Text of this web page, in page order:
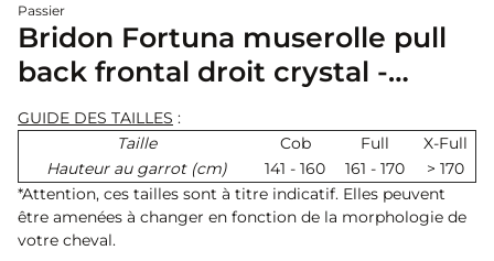
Passier
Bridon Fortuna muserolle pull
back frontal droit crystal -
Passier
GUIDE DES TAILLES :
Taille
Cob Full
X-Full
Hauteur au garrot (cm)
141 - 160 161 - 170
> 170
*Attention, ces tailles sont à titre indicatif. Elles peuvent
être amenées à changer en fonction de la morphologie de
votre cheval.